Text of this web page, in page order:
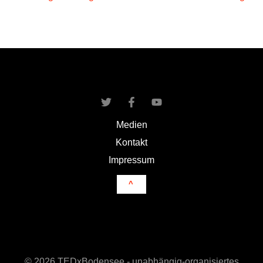
Medien
Kontakt
Impressum
^